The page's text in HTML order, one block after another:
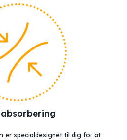
er specialdesignet til dig for at